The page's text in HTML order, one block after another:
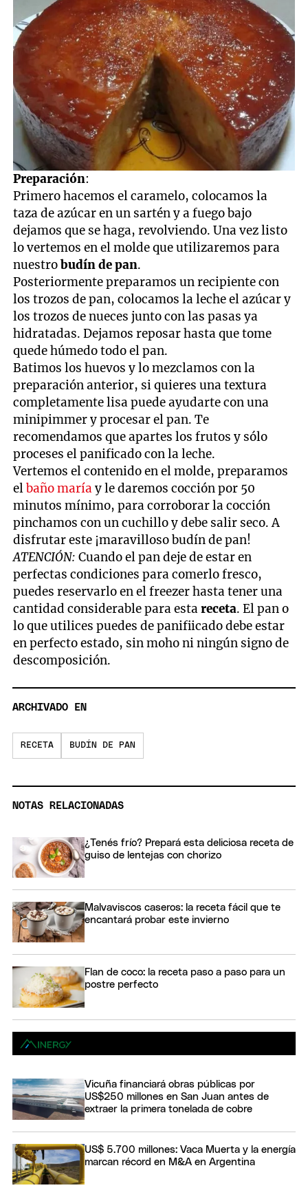
Preparación:
Primero hacemos el caramelo, colocamos la
taza de azúcar en un sartén y a fuego bajo
dejamos que se haga, revolviendo. Una vez listo
lo vertemos en el molde que utilizaremos para
nuestrobudín de pan.
Posteriormente preparamos un recipiente con
los trozos de pan, colocamos la leche el azúcar y
los trozos de nueces junto con las pasas ya
hidratadas. Dejamos reposar hasta que tome
quede húmedo todo el pan.
Batimos los huevos y lo mezclamos con la
preparación anterior, si quieres una textura
completamente lisa puede ayudarte con una
minipimmer y procesar el pan. Te
recomendamos que apartes los frutos y sólo
proceses el panificado con la leche.
Vertemos el contenido en el molde, preparamos
elbaño maríay le daremos cocción por 50
minutos mínimo, para corroborar la cocción
pinchamos con un cuchillo y debe salir seco. A
disfrutar este ¡maravilloso budín de pan!
ATENCIÓN: Cuando el pan deje de estar en
perfectas condiciones para comerlo fresco,
puedes reservarlo en el freezer hasta tener una
cantidad considerable para estareceta. El pan o
lo que utilices puedes de panifiicado debe estar
en perfecto estado, sin moho ni ningún signo de
descomposición.
ARCHIVADO EN
RECETA BUDÍN DE PAN
NOTAS RELACIONADAS
¿Tenés frío? Prepará esta deliciosa receta de
guiso de lentejas con chorizo
Malvaviscos caseros: la receta fácil que te
encantará probar este invierno
Flan de coco: la receta paso a paso para un
postre perfecto
Vicuña financiará obras públicas por
US$250 millones en San Juan antes de
extraer la primera tonelada de cobre
US$ 5.700 millones: Vaca Muerta y la energía
marcan récord en M&A en Argentina